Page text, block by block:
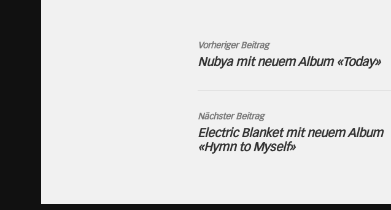
Vorheriger Beitrag
Nubya mit neuem Album «Today»
Nächster Beitrag
Electric Blanket mit neuem Album
«Hymn to Myself»